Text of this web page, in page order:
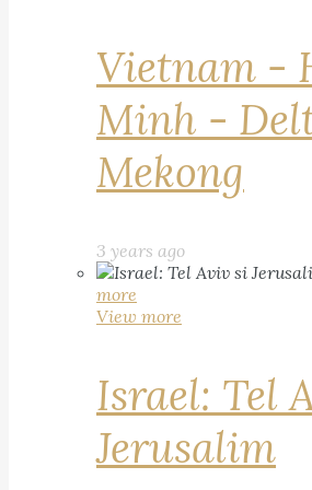
Vietnam -
Minh -
Mekong
3 years ago
more
View more
Israel: Tel
Jerusalim